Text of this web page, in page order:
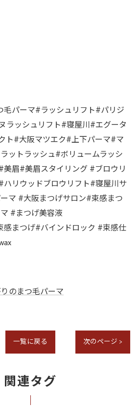
パーマ#ラッシュリフト#パリジ
ラッシュリフト#寝屋川#エグータ
ト#大阪マツエク#上下パーマ#マ
ットラッシュ#ボリュームラッシ
眉#美眉スタイリング #ブロウリ
リウッドブロウリフト#寝屋川サ
マ #大阪まつげサロン#束感まつ
#まつげ美容液
まつげ#バインドロック #束感仕
のまつ毛パーマ
一覧に戻る 次のページ >
関連タグ